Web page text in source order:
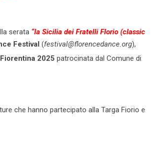
serata “la Sicilia dei Fratelli Florio (classic
Festival (festival@florencedance.org),
2025 patrocinata dal Comune di
che hanno partecipato alla Targa Fiorio e